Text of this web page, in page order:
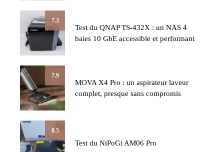
7.3
Test du QNAP TS-432X : un NAS 4
baies 10 GbE accessible et performant
7.9
MOVA X4 Pro : un aspirateur laveur
complet, presque sans compromis
8.5
Test du NiPoGi AM06 Pro